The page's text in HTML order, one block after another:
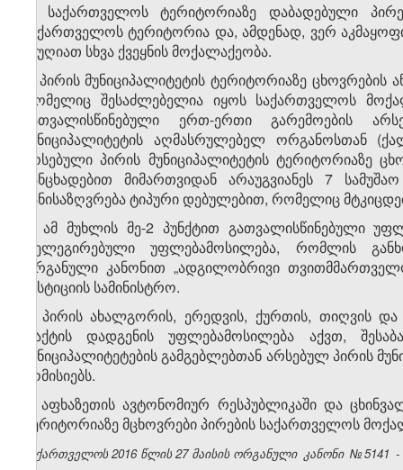
გ) საქართველოს ტერიტორიაზე დაბადებული
საქართველოს ტერიტორია და, ამდენად, ვერ
მიუღიათ სხვა ქვეყნის მოქალაქეობა.
2. პირის მუნიციპალიტეტის ტერიტორიაზე
რომელიც შესაძლებელია იყოს საქართველოს
გათვალისწინებული ერთ-ერთი გარემოების
მუნიციპალიტეტის აღმასრულებელ ორგანოსთან
არსებული პირის მუნიციპალიტეტის ტერიტორიაზე
განცხადებით მიმართვიდან არაუგვიანეს 7
განისაზღვრება ტიპური დებულებით, რომელიც
3. ამ მუხლის მე-2 პუნქტით გათვალისწინებული
დელეგირებული უფლებამოსილება, რომლის
ორგანული კანონით „ადგილობრივი
იუსტიციის სამინისტრო.
4. პირის ახალგორის, ერედვის, ქურთის, თიღვის და
ფაქტის დადგენის უფლებამოსილება აქვთ,
მუნიციპალიტეტების გამგებლებთან არსებულ პირის
კომისიებს.
5. აფხაზეთის ავტონომიურ რესპუბლიკაში და
ტერიტორიაზე მცხოვრები პირების საქართველოს
საქართველოს 2016 წლის 27 მაისის ორგანული კანონი №5141 -